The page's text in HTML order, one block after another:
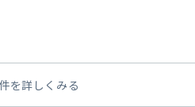
を詳しくみる